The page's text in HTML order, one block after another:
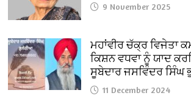
9 November 2025
ਮਹਾਂਵੀਰ ਚੱਕ੍ਰ ਵਿਜੇਤਾ
ਕਿਸ਼ਨ ਵਧਵਾ ਨੂੰ ਯਾਦ
ਸੂਬੇਦਾਰ ਜਸਵਿੰਦਰ ਸਿੰਘ
11 December 2024